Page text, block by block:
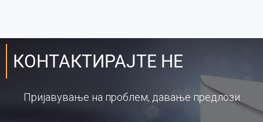
КОНТАКТИРАЈТЕ НЕ
Пријавување на проблем, давање предлози